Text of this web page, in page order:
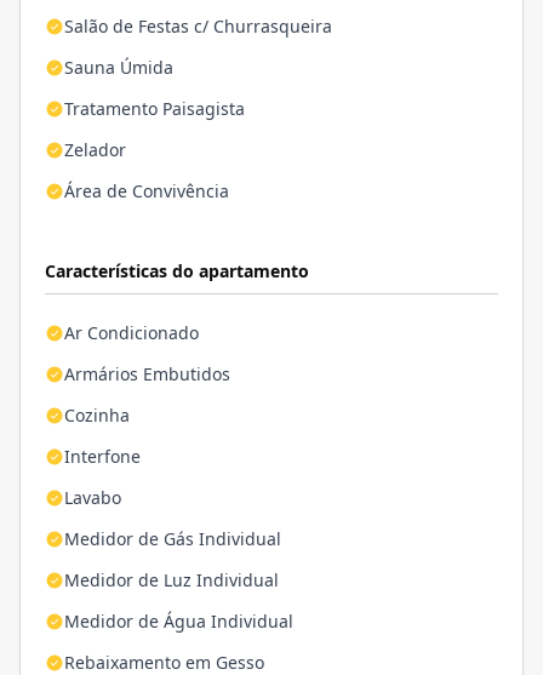
Salão de Festas c/ Churrasqueira
Sauna Úmida
Tratamento Paisagista
Zelador
Área de Convivência
Características do apartamento
Ar Condicionado
Armários Embutidos
Cozinha
Interfone
Lavabo
Medidor de Gás Individual
Medidor de Luz Individual
Medidor de Água Individual
Rebaixamento em Gesso